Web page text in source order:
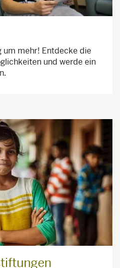
um mehr! Entdecke die
und werde ein